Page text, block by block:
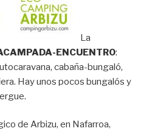
La
ENCUENTRO:
cabaña-bungaló,
Hay unos pocos bungalós y
de Arbizu, en Nafarroa,